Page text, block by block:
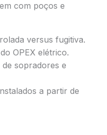
com poços e
versus fugitiva.
OPEX elétrico.
sopradores e
a partir de